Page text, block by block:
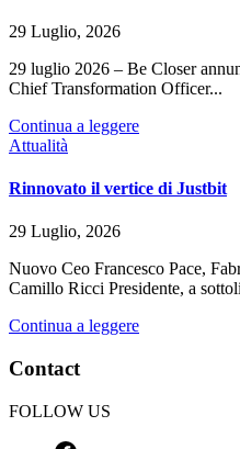
29 Luglio, 2026
29 luglio 2026 – Be Closer
Chief Transformation Officer...
Continua a leggere
Attualità
Rinnovato il vertice di Justbit
29 Luglio, 2026
Nuovo Ceo Francesco Pace,
Camillo Ricci Presidente, a
Continua a leggere
Contact
FOLLOW US